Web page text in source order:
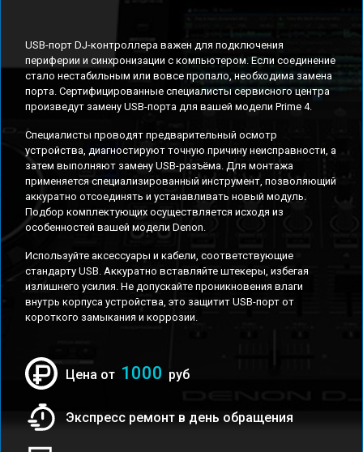
USB-порт DJ-контроллера важен для подключения
периферии и синхронизации с компьютером. Если соединение
стало нестабильным или вовсе пропало, необходима замена
порта. Сертифицированные специалисты сервисного центра
произведут замену USB-порта для вашей модели Prime 4.
Специалисты проводят предварительный осмотр
устройства, диагностируют точную причину неисправности, а
затем выполняют замену USB-разъёма. Для монтажа
применяется специализированный инструмент, позволяющий
аккуратно отсоединять и устанавливать новый модуль.
Подбор комплектующих осуществляется исходя из
особенностей вашей модели Denon.
Используйте аксессуары и кабели, соответствующие
стандарту USB. Аккуратно вставляйте штекеры, избегая
излишнего усилия. Не допускайте проникновения влаги
внутрь корпуса устройства, это защитит USB-порт от
короткого замыкания и коррозии.
Цена от 1000 руб
Экспресс ремонт в день обращения